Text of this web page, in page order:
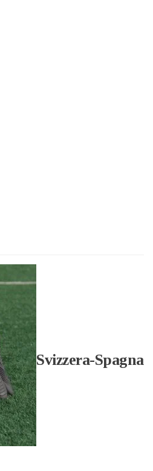
Svizzera-Spagna